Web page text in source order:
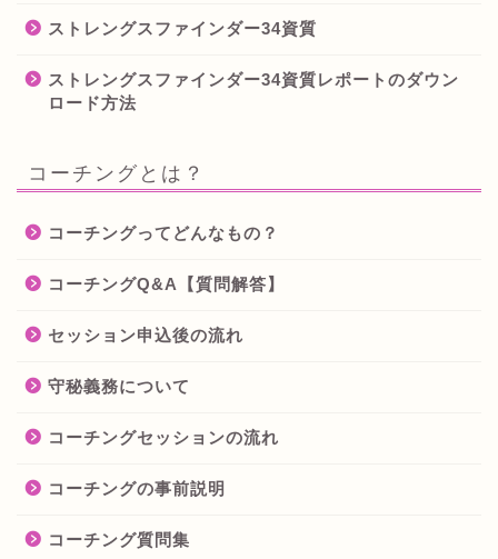
ストレングスファインダー34資質
ストレングスファインダー34資質レポートのダウン
ロード方法
コーチングとは？
コーチングってどんなもの？
コーチングQ&A【質問解答】
セッション申込後の流れ
守秘義務について
コーチングセッションの流れ
コーチングの事前説明
コーチング質問集